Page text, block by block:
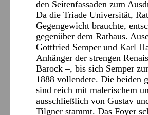
den Seitenfassaden zum
Da die Triade Universität,
Gegengewicht brauchte,
gegenüber dem Rathaus.
Gottfried Semper und Karl
Anhänger der strengen
Barock –, bis sich Semper
1888 vollendete. Die beiden
sind reich mit malerischem
ausschließlich von Gustav
Tilgner stammt. Das Foyer